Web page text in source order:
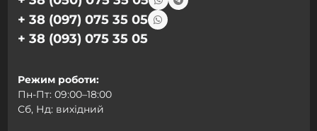
+ 38 (097) 075 35 05
+ 38 (093) 075 35 05
Режим роботи:
Пн-Пт: 09:00–18:00
Сб, Нд: вихідний